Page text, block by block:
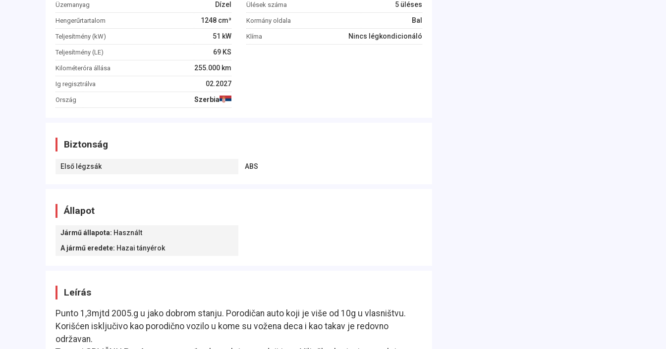
Üzemanyag Dízel
Hengerűrtartalom 1248 cm³
Teljesítmény (kW) 51 kW
Teljesítmény (LE) 69 KS
Kilométeróra állása 255.000 km
Ig regisztrálva 02.2027
Ország Szerbia
Ülések száma 5 üléses
Kormány oldala Bal
Klíma Nincs légkondicionáló
Biztonság
Első légzsák ABS
Állapot
Jármű állapota: Használt
A jármű eredete: Hazai tányérok
Leírás
Punto 1,3mjtd 2005.g u jako dobrom stanju. Porodičan auto koji je više od 10g u vlasništvu.
Korišćen isključivo kao porodično vozilo u kome su vožena deca i kao takav je redovno
održavan.